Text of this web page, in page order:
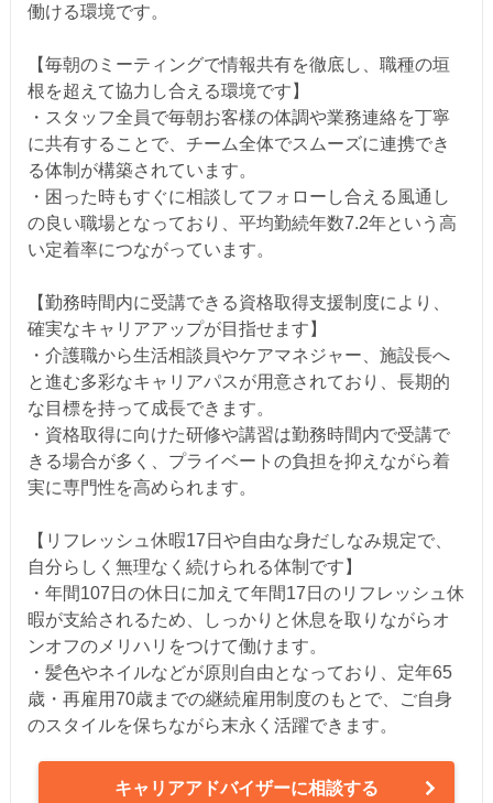
働ける環境です。
【毎朝のミーティングで情報共有を徹底し、職種の垣
根を超えて協力し合える環境です】
・スタッフ全員で毎朝お客様の体調や業務連絡を丁寧
に共有することで、チーム全体でスムーズに連携でき
る体制が構築されています。
・困った時もすぐに相談してフォローし合える風通し
の良い職場となっており、平均勤続年数7.2年という高
い定着率につながっています。
【勤務時間内に受講できる資格取得支援制度により、
確実なキャリアアップが目指せます】
・介護職から生活相談員やケアマネジャー、施設長へ
と進む多彩なキャリアパスが用意されており、長期的
な目標を持って成長できます。
・資格取得に向けた研修や講習は勤務時間内で受講で
きる場合が多く、プライベートの負担を抑えながら着
実に専門性を高められます。
【リフレッシュ休暇17日や自由な身だしなみ規定で、
自分らしく無理なく続けられる体制です】
・年間107日の休日に加えて年間17日のリフレッシュ休
暇が支給されるため、しっかりと休息を取りながらオ
ンオフのメリハリをつけて働けます。
・髪色やネイルなどが原則自由となっており、定年65
歳・再雇用70歳までの継続雇用制度のもとで、ご自身
のスタイルを保ちながら末永く活躍できます。
キャリアアドバイザーに相談する